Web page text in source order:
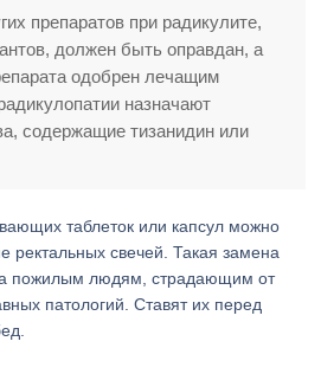
препаратов при радикулите,
должен быть оправдан, а
одобрен лечащим
назначают
содержащие тизанидин или
таблеток или капсул можно
свечей. Такая замена
пожилым людям, страдающим от
патологий. Ставят их перед